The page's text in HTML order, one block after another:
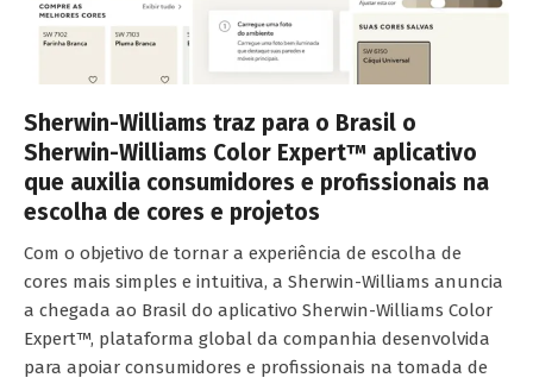
Sherwin-Williams traz para o Brasil o
Sherwin-Williams Color Expert™ aplicativo
que auxilia consumidores e profissionais na
escolha de cores e projetos
Com o objetivo de tornar a experiência de escolha de
cores mais simples e intuitiva, a Sherwin-Williams anuncia
a chegada ao Brasil do aplicativo Sherwin-Williams Color
Expert™, plataforma global da companhia desenvolvida
para apoiar consumidores e profissionais na tomada de